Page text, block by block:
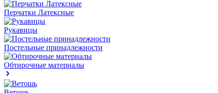
Перчатки Латексные
Рукавицы
Постельные принадлежности
Обтирочные материалы